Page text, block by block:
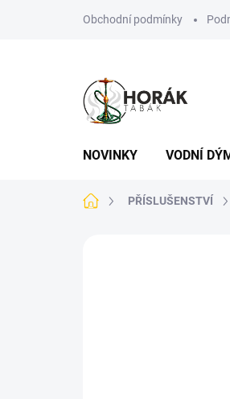
Obchodní podmínky
NOVINKY VODNÍ
Domů PŘÍSLUŠENSTVÍ